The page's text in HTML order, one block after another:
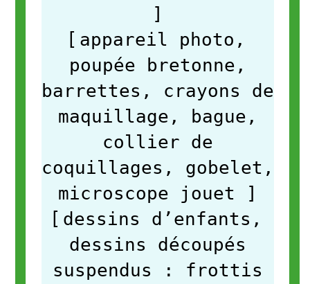
]
[ appareil photo,
poupée bretonne,
barrettes, crayons de
maquillage, bague,
collier de
coquillages, gobelet,
microscope jouet
]
[ dessins d’enfants,
dessins découpés
suspendus : frottis